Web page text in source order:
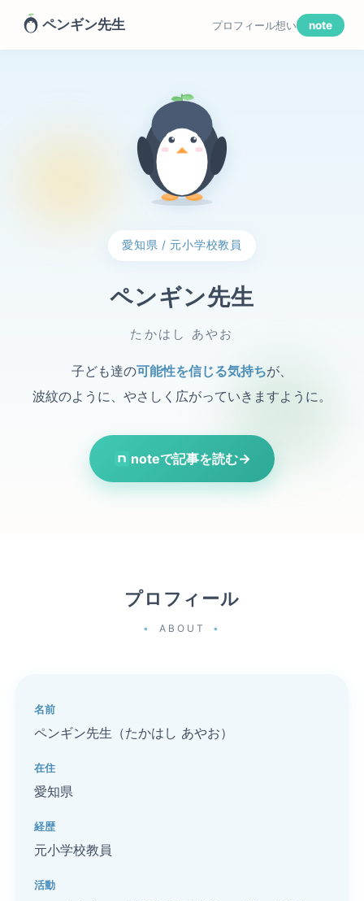
ペンギン先生 プロフィール想い note
愛知県 / 元小学校教員
ペンギン先生
たかはし あやお
子ども達の可能性を信じる気持ちが、
波紋のように、やさしく広がっていきますように。
noteで記事を読む→
プロフィール
ABOUT
名前
ペンギン先生（たかはし あやお）
在住
愛知県
経歴
元小学校教員
活動